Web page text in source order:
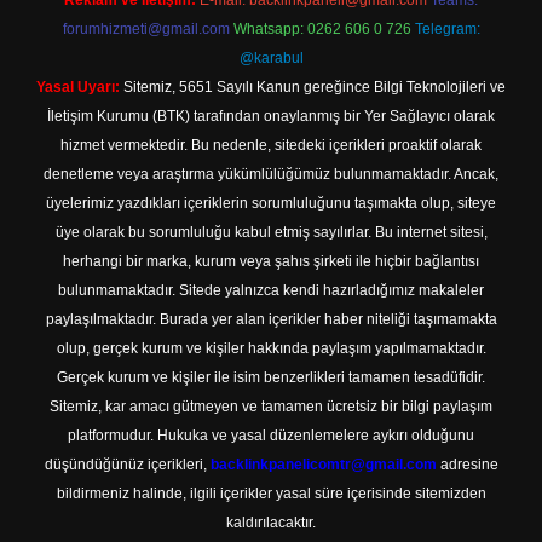
forumhizmeti@gmail.com Whatsapp: 0262 606 0 726 Telegram:
@karabul
Yasal Uyarı: Sitemiz, 5651 Sayılı Kanun gereğince Bilgi Teknolojileri ve
İletişim Kurumu (BTK) tarafından onaylanmış bir Yer Sağlayıcı olarak
hizmet vermektedir. Bu nedenle, sitedeki içerikleri proaktif olarak
denetleme veya araştırma yükümlülüğümüz bulunmamaktadır. Ancak,
üyelerimiz yazdıkları içeriklerin sorumluluğunu taşımakta olup, siteye
üye olarak bu sorumluluğu kabul etmiş sayılırlar. Bu internet sitesi,
herhangi bir marka, kurum veya şahıs şirketi ile hiçbir bağlantısı
bulunmamaktadır. Sitede yalnızca kendi hazırladığımız makaleler
paylaşılmaktadır. Burada yer alan içerikler haber niteliği taşımamakta
olup, gerçek kurum ve kişiler hakkında paylaşım yapılmamaktadır.
Gerçek kurum ve kişiler ile isim benzerlikleri tamamen tesadüfidir.
Sitemiz, kar amacı gütmeyen ve tamamen ücretsiz bir bilgi paylaşım
platformudur. Hukuka ve yasal düzenlemelere aykırı olduğunu
düşündüğünüz içerikleri, backlinkpanelicomtr@gmail.com adresine
bildirmeniz halinde, ilgili içerikler yasal süre içerisinde sitemizden
kaldırılacaktır.